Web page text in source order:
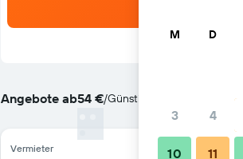
Angebote ab54 €/Günstigste Option: Preis
Vermieter
M D
3 4
10 11